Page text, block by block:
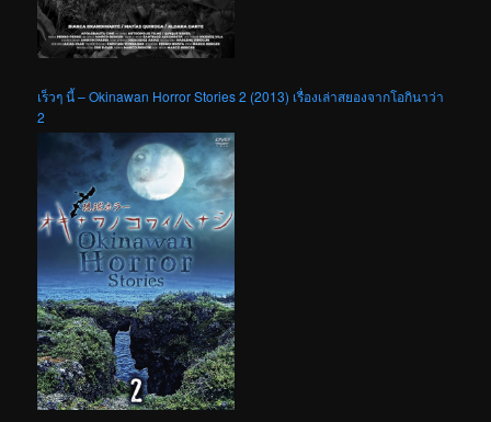
เร็วๆ นี้ – Okinawan Horror Stories 2 (2013) เรื่องเล่าสยองจากโอกินาว่า
2